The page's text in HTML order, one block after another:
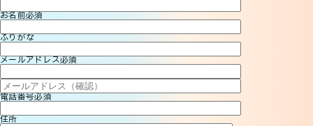
お名前必須
ふりがな
メールアドレス必須
電話番号必須
住所